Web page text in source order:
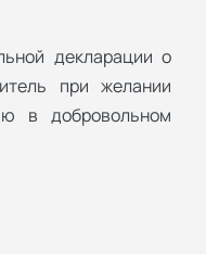
декларации о
при желании
в добровольном